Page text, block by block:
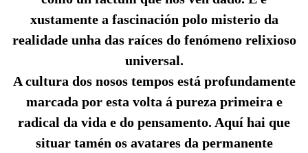
xustamente a fascinación polo misterio da
realidade unha das raíces do fenómeno relixioso
universal.
A cultura dos nosos tempos está profundamente
marcada por esta volta á pureza primeira e
radical da vida e do pensamento. Aquí hai que
situar tamén os avatares da permanente